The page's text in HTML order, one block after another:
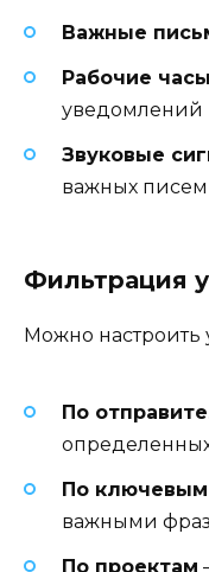
Важные
Рабочие часы
уведомлений
Звуковые
важных писем
Фильтрация
Можно настроить
По
По
важными
По проектам